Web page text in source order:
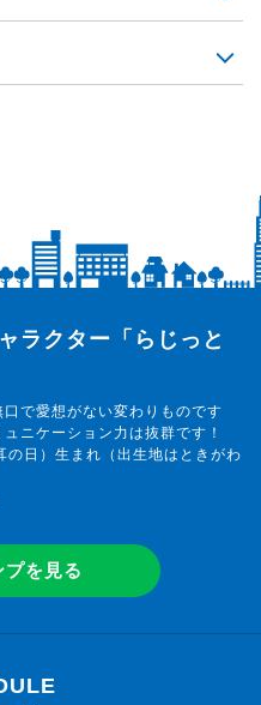
ラクター「らじっと
で愛想がない変わりものです
ニケーション力は抜群です！
の日）生まれ（出生地はときがわ
を見る